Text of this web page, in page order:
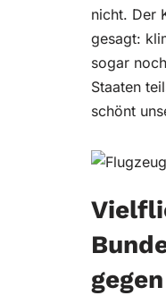
nicht. Der
gesagt:
sogar
Staaten
schönt